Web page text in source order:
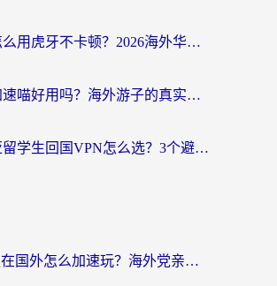
在国外怎么用虎牙不卡顿？2026海外华人亲测有效的回国加速器选择指南
斧牛和加速喵好用吗？海外游子的真实选择困境
马来西亚留学生回国VPN怎么选？3个避坑点+1款实测好用的加速器推荐
Sky光·遇在国外怎么加速玩？海外党亲测有效的国服游戏加速指南